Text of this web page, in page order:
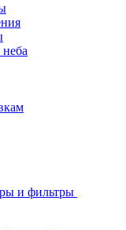
и фильтры